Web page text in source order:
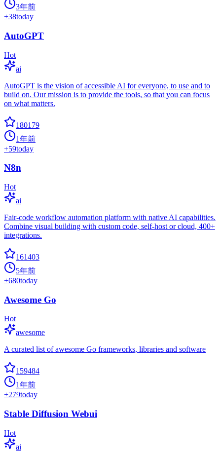
3年前
+38today
AutoGPT
Hot
ai
AutoGPT is the vision of accessible AI for everyone, to use and to
build on. Our mission is to provide the tools, so that you can focus
on what matters.
180179
1年前
+59today
N8n
Hot
ai
Fair-code workflow automation platform with native AI capabilities.
Combine visual building with custom code, self-host or cloud, 400+
integrations.
161403
5年前
+680today
Awesome Go
Hot
awesome
A curated list of awesome Go frameworks, libraries and software
159484
1年前
+279today
Stable Diffusion Webui
Hot
ai